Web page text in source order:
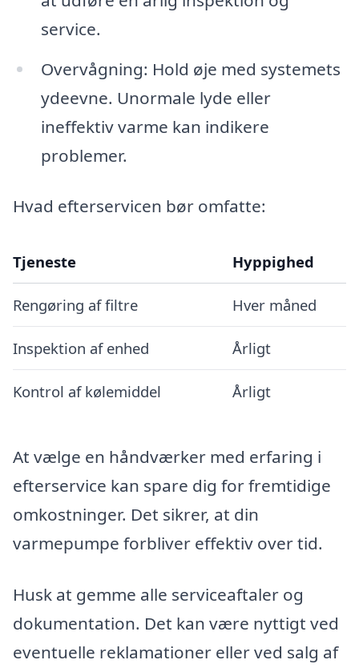
service.
Overvågning: Hold øje med systemets
ydeevne. Unormale lyde eller
ineffektiv varme kan indikere
problemer.
Hvad efterservicen bør omfatte:
Tjeneste Hyppighed
Rengøring af filtre Hver måned
Inspektion af enhed Årligt
Kontrol af kølemiddel Årligt
At vælge en håndværker med erfaring i
efterservice kan spare dig for fremtidige
omkostninger. Det sikrer, at din
varmepumpe forbliver effektiv over tid.
Husk at gemme alle serviceaftaler og
dokumentation. Det kan være nyttigt ved
eventuelle reklamationer eller ved salg af